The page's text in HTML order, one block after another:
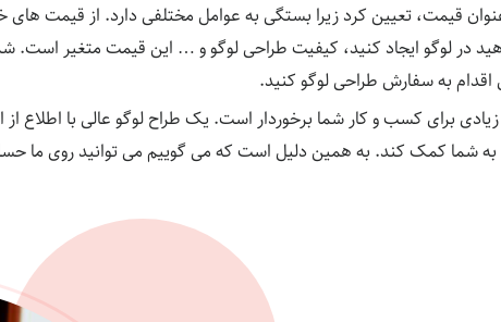
قیمت، تعیین کرد زیرا بستگی به عوامل مختلفی دارد. از قیمت
در لوگو ایجاد کنید، کیفیت طراحی لوگو و … این قیمت متغیر است.
به سفارش طراحی لوگو کنید.
برای کسب و کار شما برخوردار است. یک طراح لوگو عالی با اطلاع
شما کمک کند. به همین دلیل است که می گوییم می توانید روی ما